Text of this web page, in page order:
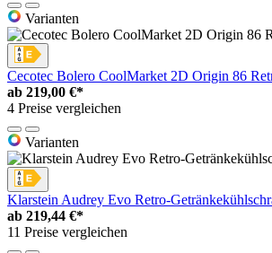
Varianten
Cecotec Bolero CoolMarket 2D Origin 86
ab 219,00 €*
4 Preise vergleichen
Varianten
Klarstein Audrey Evo Retro-
ab 219,44 €*
11 Preise vergleichen